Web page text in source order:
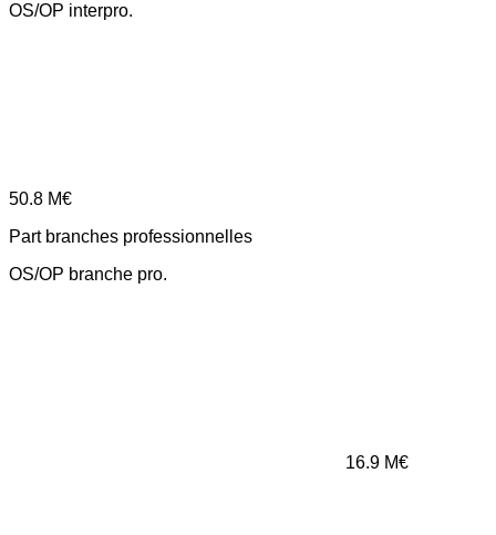
OS/OP interpro.
50.8 M€
Part branches professionnelles
OS/OP branche pro.
16.9 M€